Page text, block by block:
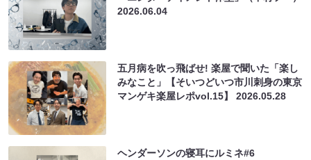
2026.06.04
五月病を吹っ飛ばせ! 楽屋で聞いた「楽し
みなこと」【そいつどいつ市川刺身の東京
マンゲキ楽屋レポvol.15】2026.05.28
ヘンダーソンの寝耳にルミネ#6